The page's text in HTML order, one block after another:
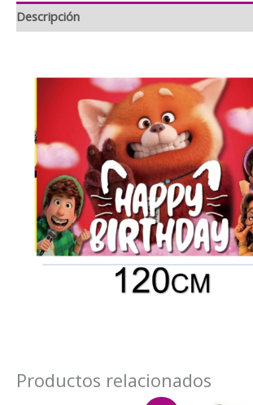
cantidad
Descripción
Productos relacionados